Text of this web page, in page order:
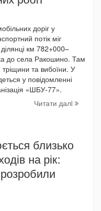
доріг у
потік міг
км 782+000–
до села Ракошино. Там
та вибоїни. У
у повідомленні
«ШБУ-77».
Читати далi
близько
на рік: